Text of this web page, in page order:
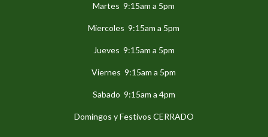
Martes 9:15am a 5pm
Miercoles 9:15am a 5pm
Jueves 9:15am a 5pm
Viernes 9:15am a 5pm
Sabado 9:15am a 4pm
Domingos y Festivos CERRADO